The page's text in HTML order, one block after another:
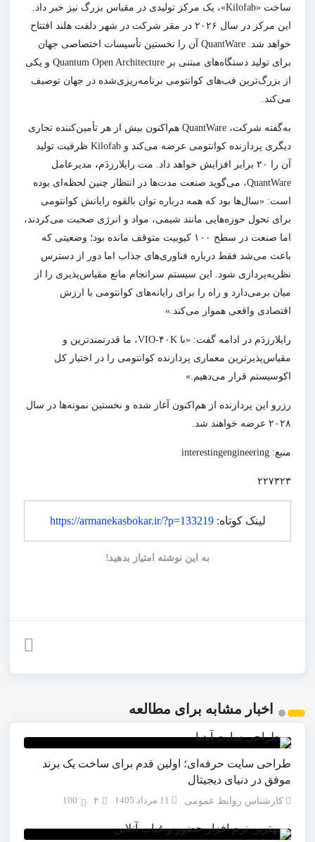
ساخت «Kilofab»، یک مرکز تولیدی در مقیاس بزرگ نیز خبر داد.
این مرکز در سال ۲۰۲۶ در مقر شرکت در شهر دلفت هلند افتتاح
خواهد شد. QuantWare آن را نخستین تأسیسات اختصاصی جهان
برای تولید دستگاه‌های مبتنی بر Quantum Open Architecture و یکی
از بزرگ‌ترین فب‌های کوانتومی برنامه‌ریزی‌شده در جهان توصیف
می‌کند.
به‌گفته شرکت، QuantWare هم‌اکنون بیش از هر تأمین‌کننده تجاری
دیگری پردازنده کوانتومی عرضه می‌کند و Kilofab ظرفیت تولید
آن را ۲۰ برابر افزایش خواهد داد. مت رایلارزدَم، مدیرعامل
QuantWare، می‌گوید صنعت مدت‌ها در انتظار چنین لحظه‌ای بوده
است: «سال‌ها بود که همه درباره توان بالقوه رایانش کوانتومی
برای تحول حوزه‌هایی مانند شیمی، مواد و انرژی صحبت می‌کردند،
اما صنعت در سطح ۱۰۰ کیوبیت متوقف مانده بود؛ وضعیتی که
باعث می‌شد فقط درباره فناوری‌های جذاب اما دور از دسترس
نظریه‌پردازی شود. این سیستم سرانجام مانع مقیاس‌پذیری را از
میان برمی‌دارد و راه را برای رایانه‌های کوانتومی با ارزش
اقتصادی واقعی هموار می‌کند.»
رایلارزدَم در ادامه گفت: «با VIO-۴۰K، ما قدرتمندترین و
مقیاس‌پذیرترین معماری پردازنده کوانتومی را در اختیار کل
اکوسیستم قرار می‌دهیم.»
رزرو این پردازنده از هم‌اکنون آغاز شده و نخستین نمونه‌ها در سال
۲۰۲۸ عرضه خواهند شد.
منبع: interestingengineering
۲۲۷۳۲۳
لینک کوتاه:https://armanekasbokar.ir/?p=133219
به این نوشته امتیاز بدهید!
اخبار مشابه برای مطالعه
طراحی سایت حرفه‌ای؛ اولین قدم برای ساخت یک برند
موفق در دنیای دیجیتال
کارشناس روابط عمومی 11 مرداد 1405 100